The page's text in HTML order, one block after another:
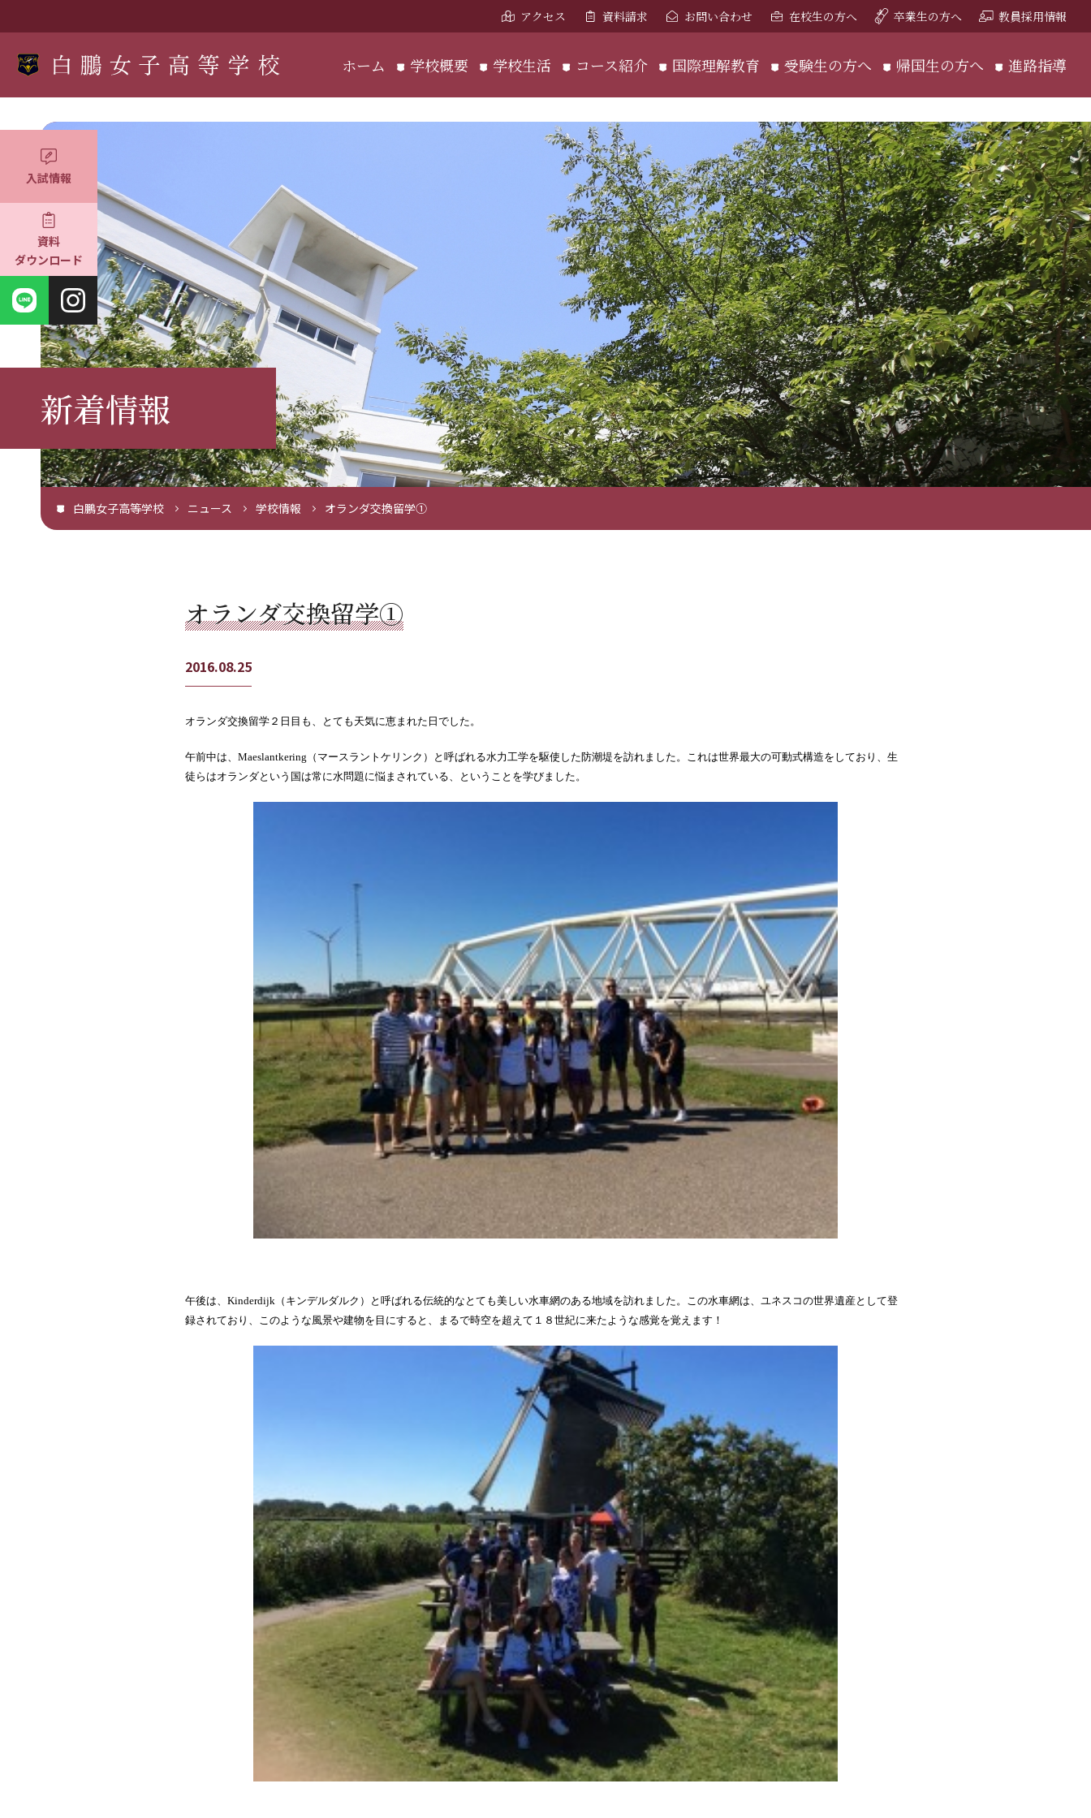
入試情報
資料
ダウンロード
アクセス 資料請求 お問い合わせ 在校生の方へ 卒業生の方へ 教員採用情報
ホーム 学校概要 学校生活 コース紹介 国際理解教育 受験生の方へ 帰国生の方へ 進路指導
新着情報
白鵬女子高等学校 ニュース 学校情報 オランダ交換留学①
オランダ交換留学①
2016.08.25
オランダ交換留学２日目も、とても天気に恵まれた日でした。
午前中は、 Maeslantkering （マースラントケリンク）と呼ばれる水力工学を駆使した防潮堤を訪れました。これは世界最大の可動式構造をしており、生
徒らはオランダという国は常に水問題に悩まされている、ということを学びました。
午後は、 Kinderdijk （キンデルダルク）と呼ばれる伝統的なとても美しい水車網のある地域を訪れました。この水車網は、ユネスコの世界遺産として登
録されており、このような風景や建物を目にすると、まるで時空を超えて１８世紀に来たような感覚を覚えます！